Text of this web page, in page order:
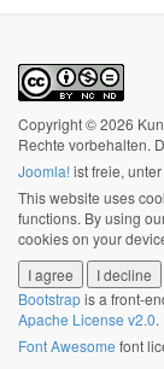
Copyright © 2026
Rechte vorbehalten.
Joomla!ist freie,
This website uses
functions. By using
cookies on your
I agree
I decline
Bootstrapis a front-
Apache License v2.0.
Font Awesome font